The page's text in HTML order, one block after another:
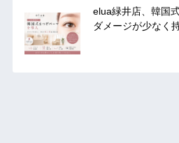
elua緑井店、韓国
ダメージが少なく